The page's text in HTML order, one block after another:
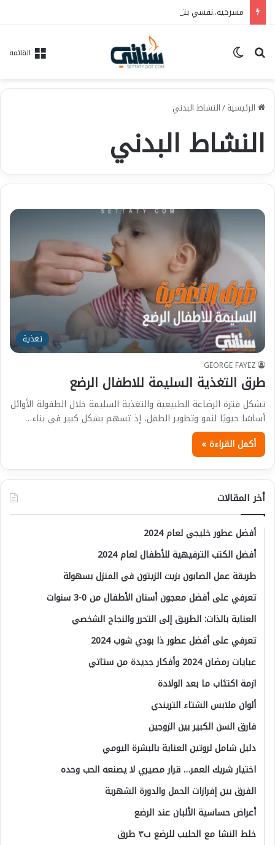
القائمة بحث عن
الرئيسية/النشاط البدني
النشاط البدني
تغذية
GEORGE FAYEZ
طرق التغذية السليمة للاطفال الرضع
تشكل فترة الرضاعة الطبيعية والتغذية السليمة خلال الطفولة الأوائل
أساسًا حيويًا لنمو وتطوير الطفل، إذ تسهم بشكل كبير في بناء…
أكمل القراءة »
أخر المقالات
أفضل عطور خليجي لعام 2024
أفضل الكتب الترفيهية للأطفال لعام 2024
طريقة عمل الصابون بزيت الزيتون في المنزل بسهولة
تعرفي على أفضل معجون أسنان الأطفال من 0-3 سنوات
العناية بالذات: الطريق إلى التحرر والنجاح الشخصي
تعرفي على أفضل عطور ذا بودي شوب 2024
عبايات رمضان 2024 وأفكار جديدة من ستاتي
ازمة اكتئاب ما بعد الولادة
ألوان ملابس الشتاء التريندي
فارق السن الكبير بين الزوجين
دليل شامل لروتين العناية بالبشرة اليومي
اختيار شريك العمر… قرار مصيري لا يصنعه الحب وحده
الفرق بين إفرازات الحمل والدورة الشهرية
أعراض حساسية الألبان عند الرضع
خلط النشا مع الحليب للرضع ب٣ طرق